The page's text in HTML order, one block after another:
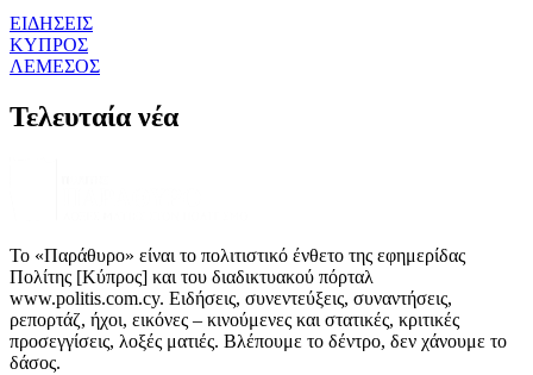
ΕΙΔΗΣΕΙΣ
ΚΥΠΡΟΣ
ΛΕΜΕΣΟΣ
Τελευταία νέα
Το «Παράθυρο» είναι το πολιτιστικό ένθετο της εφημερίδας
Πολίτης [Κύπρος] και του διαδικτυακού πόρταλ
www.politis.com.cy. Ειδήσεις, συνεντεύξεις, συναντήσεις,
ρεπορτάζ, ήχοι, εικόνες – κινούμενες και στατικές, κριτικές
προσεγγίσεις, λοξές ματιές. Βλέπουμε το δέντρο, δεν χάνουμε το
δάσος.